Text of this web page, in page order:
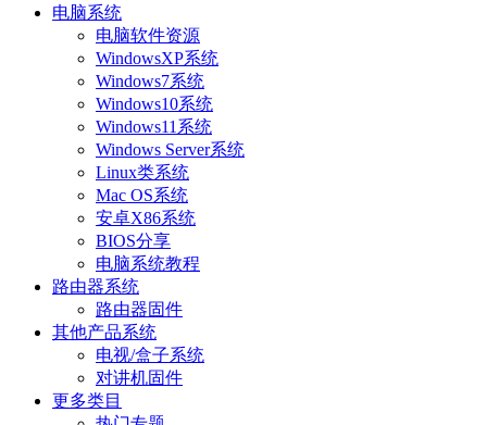
电脑系统
电脑软件资源
WindowsXP系统
Windows7系统
Windows10系统
Windows11系统
Windows Server系统
Linux类系统
Mac OS系统
安卓X86系统
BIOS分享
电脑系统教程
路由器系统
路由器固件
其他产品系统
电视/盒子系统
对讲机固件
更多类目